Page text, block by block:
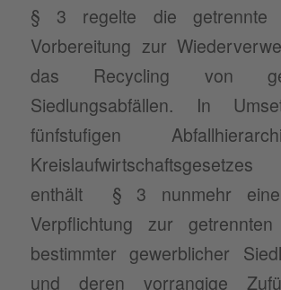
§ 3 regelte die getrennte
Vorbereitung zur
das Recycling von
Siedlungsabfällen. In
fünfstufigen
enthält § 3 nunmehr eine
Verpflichtung zur getrennten
bestimmter gewerblicher
und deren vorrangige